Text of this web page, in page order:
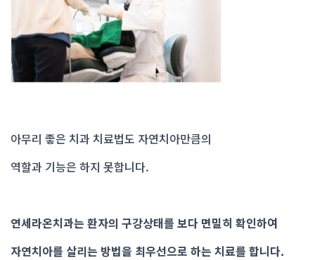
아무리 좋은 치과 치료법도 자연치아만큼의
역할과 기능은 하지 못합니다.
연세라온치과는 환자의 구강상태를 보다 면밀히 확인하여
자연치아를 살리는 방법을 최우선으로 하는 치료를 합니다.